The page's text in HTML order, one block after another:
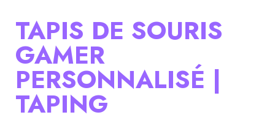
TAPIS DE SOURIS
GAMER
PERSONNALISÉ |
TAPING